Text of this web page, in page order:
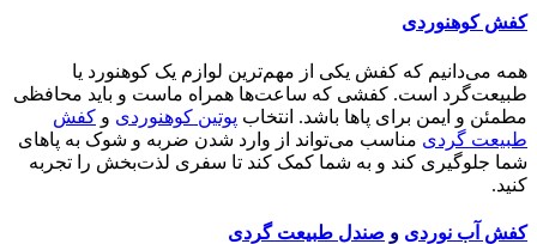
کفش کوهنوردی
همه می‌دانیم که کفش یکی از مهم‌ترین لوازم یک کوهنورد یا
طبیعت‌گرد است. کفشی که ساعت‌ها همراه ماست و باید محافظی
مطمئن و ایمن برای پاها باشد. انتخاب پوتین کوهنوردی و کفش
طبیعت گردی مناسب می‌تواند از وارد شدن ضربه و شوک به پاهای
شما جلوگیری کند و به شما کمک کند تا سفری لذت‌بخش را تجربه
کنید.
کفش آب نوردی و صندل طبیعت گردی